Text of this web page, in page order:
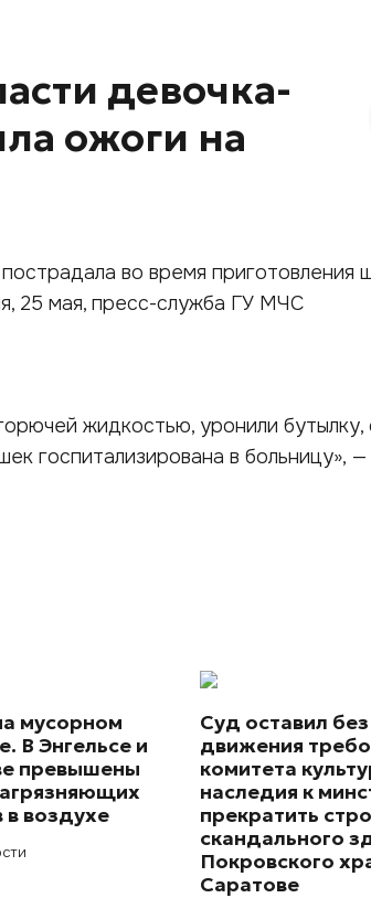
девочка-
ожоги на
во время приготовления
25 мая, пресс-служба ГУ МЧС
жидкостью, уронили бутылку,
госпитализирована в больницу», —
мусорном
В Энгельсе и
превышены
в воздухе
Суд оставил без
движения
комитета
наследия к
прекратить
скандального
Покровского
Саратове